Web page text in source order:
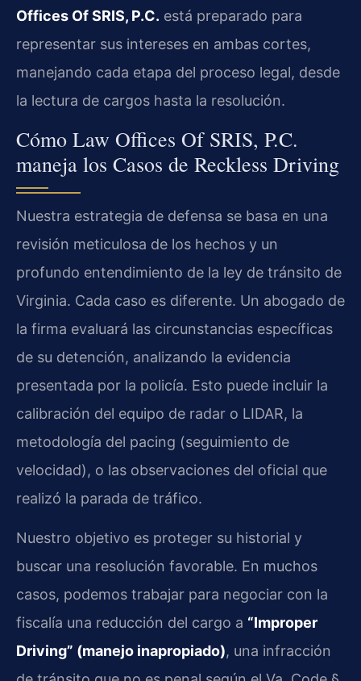
Offices Of SRIS, P.C. está preparado para
representar sus intereses en ambas cortes,
manejando cada etapa del proceso legal, desde
la lectura de cargos hasta la resolución.
Cómo Law Offices Of SRIS, P.C.
maneja los Casos de Reckless Driving
Nuestra estrategia de defensa se basa en una
revisión meticulosa de los hechos y un
profundo entendimiento de la ley de tránsito de
Virginia. Cada caso es diferente. Un abogado de
la firma evaluará las circunstancias específicas
de su detención, analizando la evidencia
presentada por la policía. Esto puede incluir la
calibración del equipo de radar o LIDAR, la
metodología del pacing (seguimiento de
velocidad), o las observaciones del oficial que
realizó la parada de tráfico.
Nuestro objetivo es proteger su historial y
buscar una resolución favorable. En muchos
casos, podemos trabajar para negociar con la
fiscalía una reducción del cargo a “Improper
Driving” (manejo inapropiado), una infracción